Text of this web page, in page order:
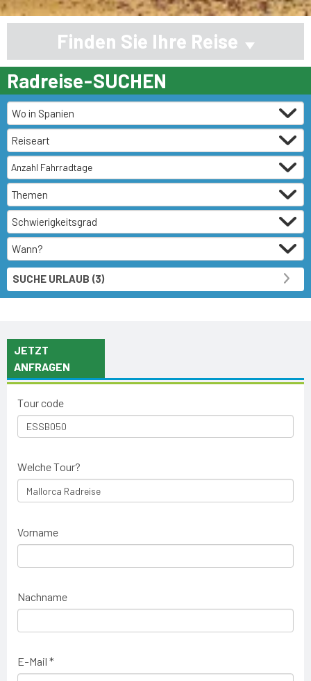
Finden Sie Ihre Reise
Radreise-SUCHEN
Anzahl Fahrradtage
JETZT
ANFRAGEN
Tour code
Welche Tour?
Vorname
Nachname
E-Mail *